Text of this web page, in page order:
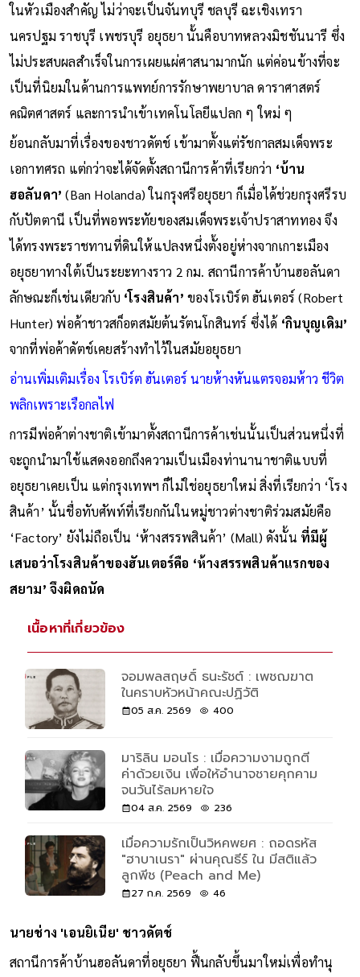
ในหัวเมืองสำคัญ ไม่ว่าจะเป็นจันทบุรี ชลบุรี ฉะเชิงเทรา
นครปฐม ราชบุรี เพชรบุรี อยุธยา นั้นคือบาทหลวงมิชชันนารี ซึ่ง
ไม่ประสบผลสำเร็จในการเผยแผ่ศาสนามากนัก แต่ค่อนข้างที่จะ
เป็นที่นิยมในด้านการแพทย์การรักษาพยาบาล ดาราศาสตร์
คณิตศาสตร์ และการนำเข้าเทคโนโลยีแปลก ๆ ใหม่ ๆ
ย้อนกลับมาที่เรื่องของชาวดัตช์ เข้ามาตั้งแต่รัชกาลสมเด็จพระ
เอกาทศรถ แต่กว่าจะได้จัดตั้งสถานีการค้าที่เรียกว่า ‘บ้าน
ฮอลันดา’ (Ban Holanda) ในกรุงศรีอยุธยา ก็เมื่อได้ช่วยกรุงศรีรบ
กับปัตตานี เป็นที่พอพระทัยของสมเด็จพระเจ้าปราสาททอง จึง
ได้ทรงพระราชทานที่ดินให้แปลงหนึ่งตั้งอยู่ห่างจากเกาะเมือง
อยุธยาทางใต้เป็นระยะทางราว 2 กม. สถานีการค้าบ้านฮอลันดา
ลักษณะก็เช่นเดียวกับ ‘โรงสินค้า’ ของโรเบิร์ต ฮันเตอร์ (Robert
Hunter) พ่อค้าชาวสก็อตสมัยต้นรัตนโกสินทร์ ซึ่งได้ ‘กินบุญเดิม’
จากที่พ่อค้าดัตช์เคยสร้างทำไว้ในสมัยอยุธยา
อ่านเพิ่มเติมเรื่อง โรเบิร์ต ฮันเตอร์ นายห้างหันแตรจอมห้าว ชีวิต
พลิกเพราะเรือกลไฟ
การมีพ่อค้าต่างชาติเข้ามาตั้งสถานีการค้าเช่นนั้นเป็นส่วนหนึ่งที่
จะถูกนำมาใช้แสดงออกถึงความเป็นเมืองท่านานาชาติแบบที่
อยุธยาเคยเป็น แต่กรุงเทพฯ ก็ไม่ใช่อยุธยาใหม่ สิ่งที่เรียกว่า ‘โรง
สินค้า’ นั้นชื่อทับศัพท์ที่เรียกกันในหมู่ชาวต่างชาติร่วมสมัยคือ
‘Factory’ ยังไม่ถือเป็น ‘ห้างสรรพสินค้า’ (Mall) ดังนั้น ที่มีผู้
เสนอว่าโรงสินค้าของฮันเตอร์คือ ‘ห้างสรรพสินค้าแรกของ
สยาม’ จึงผิดถนัด
เนื้อหาที่เกี่ยวข้อง
จอมพลสฤษดิ์ ธนะรัชต์ : เพชฌฆาต
ในคราบหัวหน้าคณะปฏิวัติ
05 ส.ค. 2569 400
มาริลิน มอนโร : เมื่อความงามถูกตี
ค่าด้วยเงิน เพื่อให้อำนาจชายคุกคาม
จนวันไร้ลมหายใจ
04 ส.ค. 2569 236
เมื่อความรักเป็นวิหคพยศ : ถอดรหัส
"ฮาบาเนรา" ผ่านคุณธีร์ ใน มีสติแล้ว
ลูกพีช (Peach and Me)
27 ก.ค. 2569 46
นายช่าง 'เอนยิเนีย' ชาวดัตช์
สถานีการค้าบ้านฮอลันดาที่อยุธยา ฟื้นกลับขึ้นมาใหม่เพื่อทำนุ